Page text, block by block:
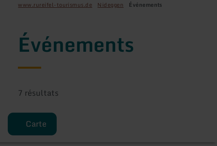
www.rureifel-tourismus.de Nideggen Événements
Événements
7 résultats
Carte